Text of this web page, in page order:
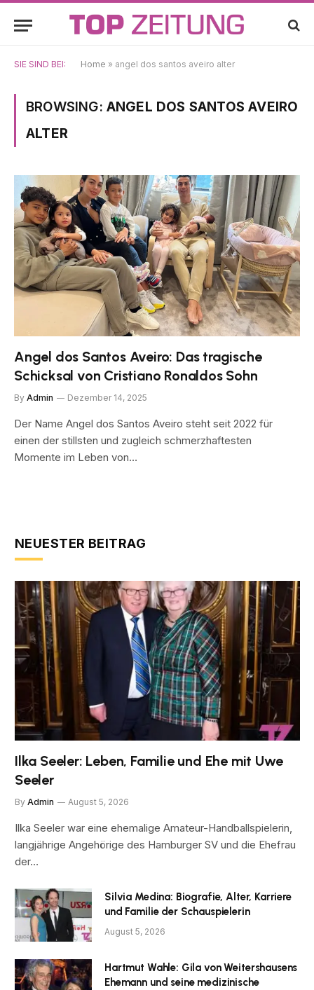
SIE SIND BEI: Home » angel dos santos aveiro alter
BROWSING: ANGEL DOS SANTOS AVEIRO
ALTER
Angel dos Santos Aveiro: Das tragische
Schicksal von Cristiano Ronaldos Sohn
By Admin Dezember 14, 2025
Der Name Angel dos Santos Aveiro steht seit 2022 für
einen der stillsten und zugleich schmerzhaftesten
Momente im Leben von…
NEUESTER BEITRAG
Ilka Seeler: Leben, Familie und Ehe mit Uwe
Seeler
By Admin August 5, 2026
Ilka Seeler war eine ehemalige Amateur-Handballspielerin,
langjährige Angehörige des Hamburger SV und die Ehefrau
der…
Silvia Medina: Biografie, Alter, Karriere
und Familie der Schauspielerin
August 5, 2026
Hartmut Wahle: Gila von Weitershausens
Ehemann und seine medizinische